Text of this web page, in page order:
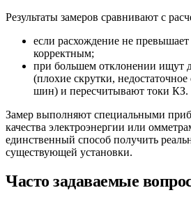
Результаты замеров сравнивают с
если расхождение не
корректным;
при большем отклонении ищут
(плохие скрутки,
шин) и пересчитывают токи КЗ.
Замер выполняют специальными
качества электроэнергии или
единственный способ получить
существующей установки.
Часто задаваемые